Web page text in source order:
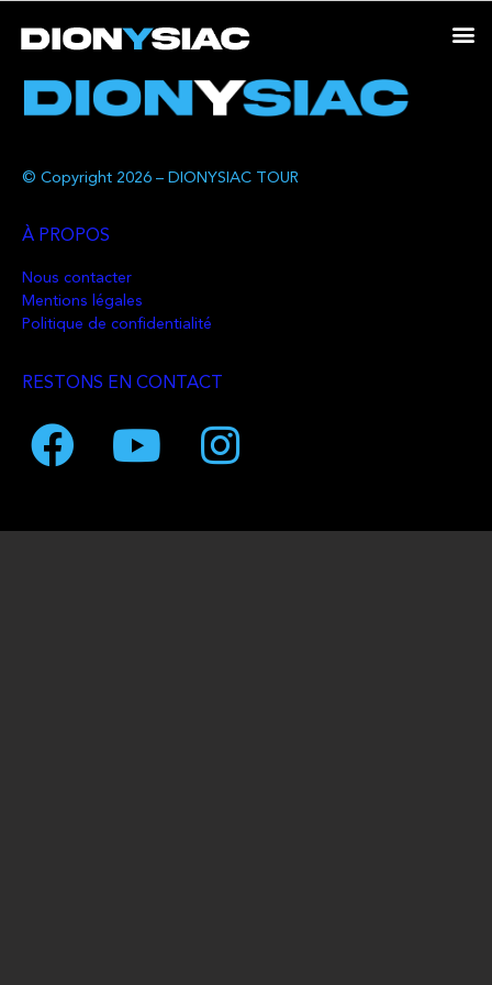
© Copyright 2026 – DIONYSIAC TOUR
À PROPOS
Nous contacter
Mentions légales
Politique de confidentialité
RESTONS EN CONTACT